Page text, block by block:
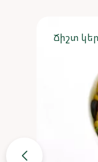
Ճիշտ